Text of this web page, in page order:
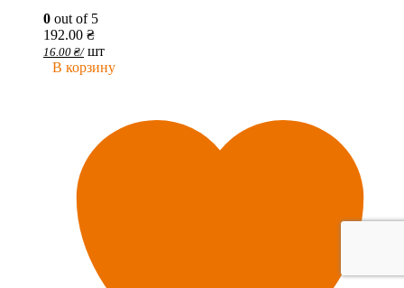
0 out of 5
192.00 ₴
16.00 ₴/ шт
В корзину